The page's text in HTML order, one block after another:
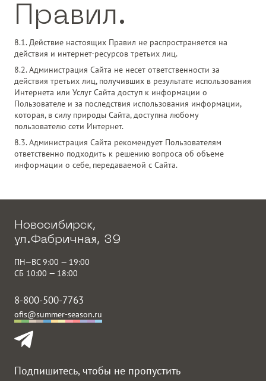
Правил.
8.1. Действие настоящих Правил не распространяется на
действия и интернет-ресурсов третьих лиц.
8.2. Администрация Сайта не несет ответственности за
действия третьих лиц, получивших в результате использования
Интернета или Услуг Сайта доступ к информации о
Пользователе и за последствия использования информации,
которая, в силу природы Сайта, доступна любому
пользователю сети Интернет.
8.3. Администрация Сайта рекомендует Пользователям
ответственно подходить к решению вопроса об объеме
информации о себе, передаваемой с Сайта.
Новосибирск,
ул.Фабричная, 39
ПН—ВС 9:00 — 19:00
СБ 10:00 — 18:00
8-800-500-7763
ofis@summer-season.ru
Подпишитесь, чтобы не пропустить